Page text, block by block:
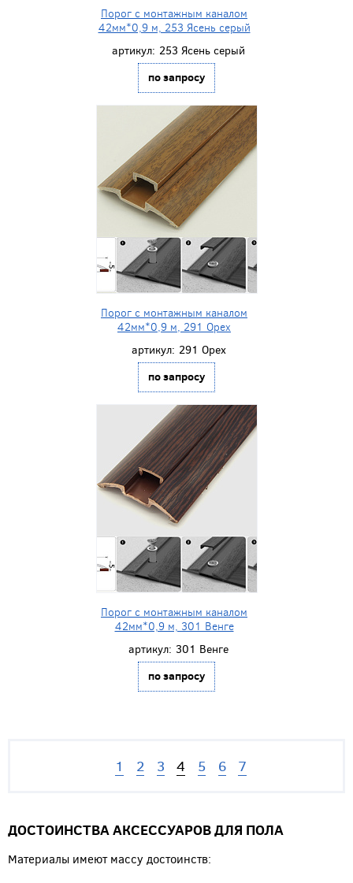
Порог с монтажным каналом
42мм*0,9 м, 253 Ясень серый
артикул: 253 Ясень серый
по запросу
Порог с монтажным каналом
42мм*0,9 м, 291 Орех
артикул: 291 Орех
по запросу
Порог с монтажным каналом
42мм*0,9 м, 301 Венге
артикул: 301 Венге
по запросу
1 2 3 4 5 6 7
ДОСТОИНСТВА АКСЕССУАРОВ ДЛЯ ПОЛА
Материалы имеют массу достоинств: